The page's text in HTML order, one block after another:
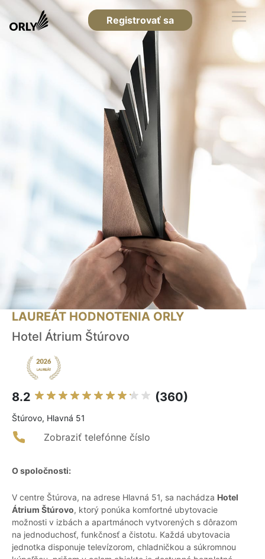
Registrovať sa
LAUREÁT HODNOTENIA ORLY
Hotel Átrium Štúrovo
8.2 (360)
Štúrovo, Hlavná 51
Zobraziť telefónne číslo
O spoločnosti:
V centre Štúrova, na adrese Hlavná 51, sa nachádza Hotel
Átrium Štúrovo, ktorý ponúka komfortné ubytovacie
možnosti v izbách a apartmánoch vytvorených s dôrazom
na jednoduchosť, funkčnosť a čistotu. Každá ubytovacia
jednotka disponuje televízorom, chladničkou a súkromnou